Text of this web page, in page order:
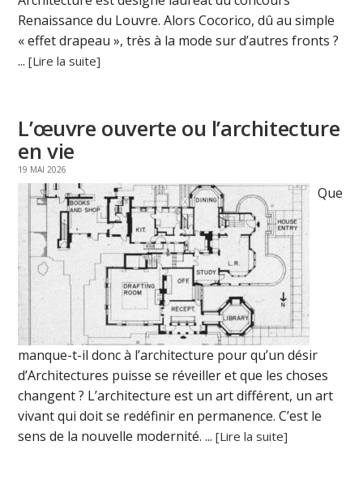
Renaissance du Louvre. Alors Cocorico, dû au simple
« effet drapeau », très à la mode sur d’autres fronts ?
...[Lire la suite]
L’œuvre ouverte ou l’architecture
en vie
19 MAI 2026
Que
manque-t-il donc à l’architecture pour qu’un désir
d’Architectures puisse se réveiller et que les choses
changent ? L’architecture est un art différent, un art
vivant qui doit se redéfinir en permanence. C’est le
sens de la nouvelle modernité. ...[Lire la suite]